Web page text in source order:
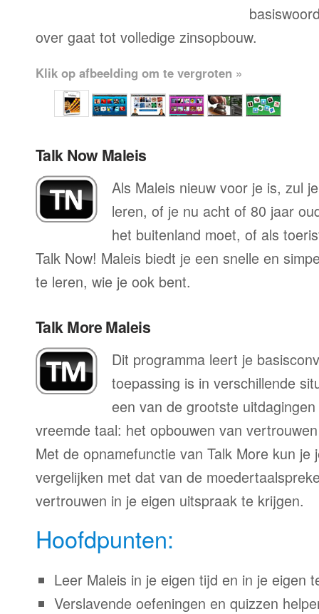
over gaat tot volledige zinsopbouw.
Klik op afbeelding om te vergroten »
Talk Now Maleis
Als Maleis nieuw voor je is, zul
leren, of je nu acht of 80 jaar
het buitenland moet, of als
Talk Now! Maleis biedt je een snelle en
te leren, wie je ook bent.
Talk More Maleis
Dit programma leert je
toepassing is in verschillende
een van de grootste
vreemde taal: het opbouwen van
Met de opnamefunctie van Talk More kun je
vergelijken met dat van de
vertrouwen in je eigen uitspraak te krijgen.
Hoofdpunten:
Leer Maleis in je eigen tijd en in je eigen
Verslavende oefeningen en quizzen